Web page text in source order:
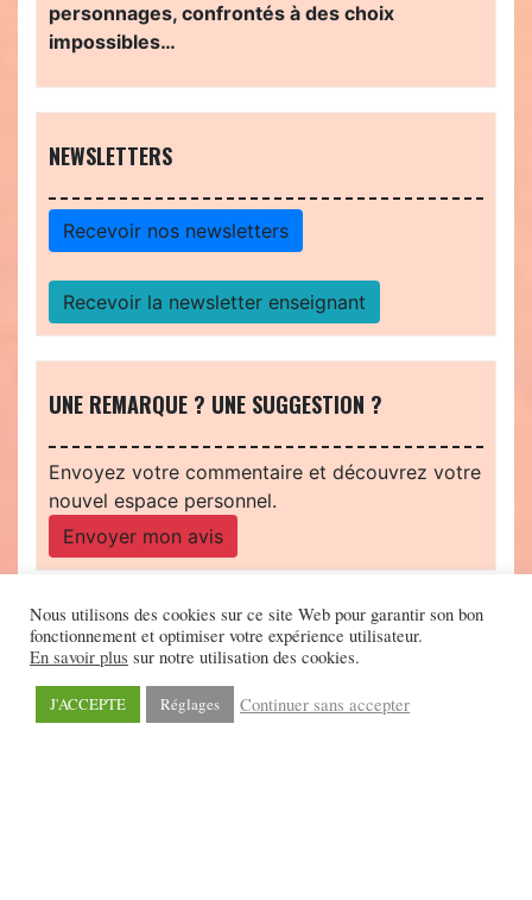
personnages, confrontés à des choix
impossibles…
NEWSLETTERS
Recevoir nos newsletters
Recevoir la newsletter enseignant
UNE REMARQUE ? UNE SUGGESTION ?
Envoyez votre commentaire et découvrez votre
nouvel espace personnel.
Envoyer mon avis
Nous utilisons des cookies sur ce site Web pour garantir son bon
fonctionnement et optimiser votre expérience utilisateur.
En savoir plus sur notre utilisation des cookies.
J'ACCEPTE Réglages Continuer sans accepter